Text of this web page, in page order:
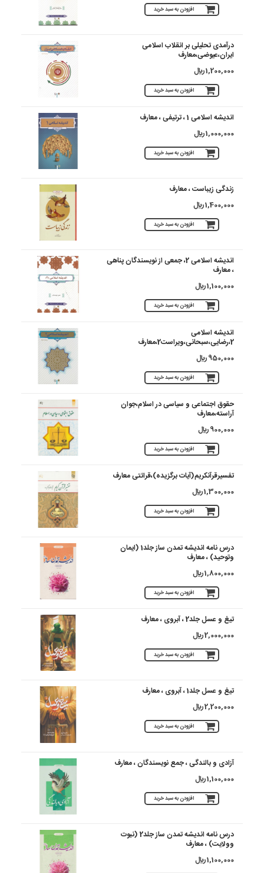
افزودن به سبد خرید
درآمدی تحلیلی بر انقلاب اسلامی
ایران،عیوضی،معارف
1,200,000 ريال
افزودن به سبد خرید
اندیشه اسلامی 1 ، ترتیفی ، معارف
1,000,000 ريال
افزودن به سبد خرید
زندگی زیباست ، معارف
1,400,000 ريال
افزودن به سبد خرید
اندیشه اسلامی 2، جمعی از نویسندگان پناهی
، معارف
1,100,000 ريال
افزودن به سبد خرید
اندیشه اسلامی
2،رضایی،سبحانی،ویراست2،معارف
950,000 ريال
افزودن به سبد خرید
حقوق اجتماعی و سیاسی در اسلام،جوان
آراسته،معارف
900,000 ريال
افزودن به سبد خرید
تفسیرقرآن‏کریم(آیات برگزیده)‏،قرائتی‏ معارف‏
1,300,000 ريال
افزودن به سبد خرید
درس نامه اندیشه تمدن ساز جلد1 (ایمان
وتوحید) ، معارف
1,800,000 ريال
افزودن به سبد خرید
تیغ و عسل جلد2 ، آبروی ، معارف
2,000,000 ريال
افزودن به سبد خرید
تیغ و عسل جلد1 ، آبروی ، معارف
2,200,000 ريال
افزودن به سبد خرید
آزادی و بالندگی ، جمع نویسندگان ، معارف
1,100,000 ريال
افزودن به سبد خرید
درس نامه اندیشه تمدن ساز جلد2 (نبوت
وولایت) ، معارف
1,100,000 ريال